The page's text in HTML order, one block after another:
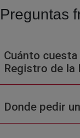
Preguntas
Cuánto
Registro de la
Donde pedir